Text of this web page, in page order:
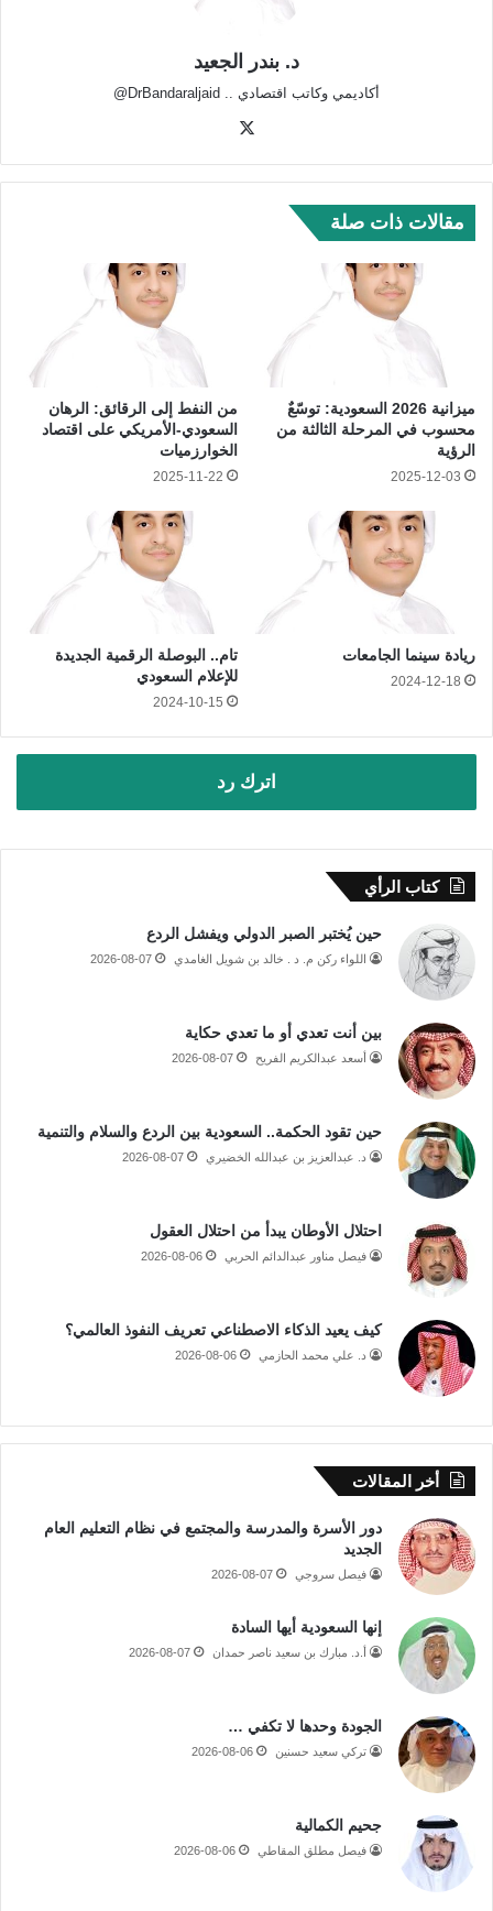
د. بندر الجعيد
أكاديمي وكاتب اقتصادي .. DrBandaraljaid@
مقالات ذات صلة
ميزانية 2026 السعودية: توسّعٌ
محسوب في المرحلة الثالثة من
الرؤية
2025-12-03
من النفط إلى الرقائق: الرهان
السعودي-الأمريكي على اقتصاد
الخوارزميات
2025-11-22
ريادة سينما الجامعات
2024-12-18
تام.. البوصلة الرقمية الجديدة
للإعلام السعودي
2024-10-15
اترك رد
كتاب الرأي
حين يُختبر الصبر الدولي ويفشل الردع
اللواء ركن م. د . خالد بن شويل الغامدي 2026-08-07
بين أنت تعدي أو ما تعدي حكاية
أسعد عبدالكريم الفريح 2026-08-07
حين تقود الحكمة.. السعودية بين الردع والسلام والتنمية
د. عبدالعزيز بن عبدالله الخضيري 2026-08-07
احتلال الأوطان يبدأ من احتلال العقول
فيصل مناور عبدالدائم الحربي 2026-08-06
كيف يعيد الذكاء الاصطناعي تعريف النفوذ العالمي؟
د. علي محمد الحازمي 2026-08-06
أخر المقالات
دور الأسرة والمدرسة والمجتمع في نظام التعليم العام
الجديد
فيصل سروجي 2026-08-07
إنها السعودية أيها السادة
أ.د. مبارك بن سعيد ناصر حمدان 2026-08-07
الجودة وحدها لا تكفي …
تركي سعيد حسنين 2026-08-06
جحيم الكمالية
فيصل مطلق المقاطي 2026-08-06